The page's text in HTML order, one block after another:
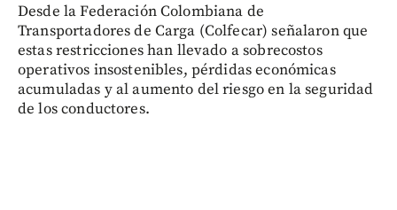
Desde la Federación Colombiana de
Transportadores de Carga (Colfecar) señalaron que
estas restricciones han llevado a sobrecostos
operativos insostenibles, pérdidas económicas
acumuladas y al aumento del riesgo en la seguridad
de los conductores.